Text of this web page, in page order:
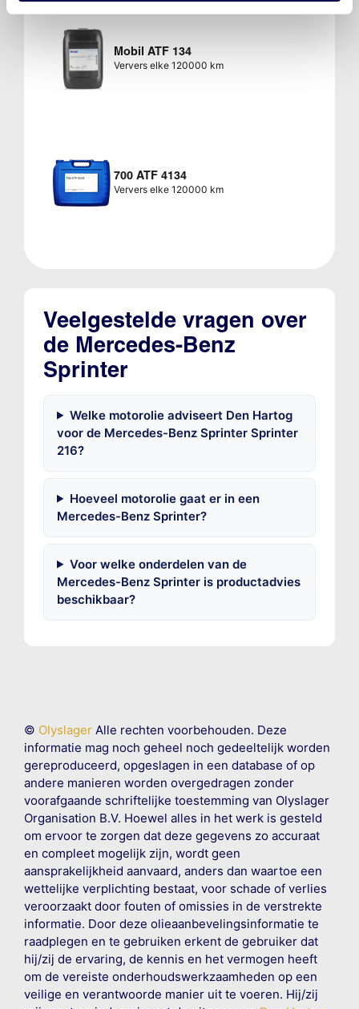
Mobil ATF 134
Ververs elke 120000 km
700 ATF 4134
Ververs elke 120000 km
Veelgestelde vragen over
de Mercedes-Benz
Sprinter
Welke motorolie adviseert Den Hartog
voor de Mercedes-Benz Sprinter Sprinter
216?
Hoeveel motorolie gaat er in een
Mercedes-Benz Sprinter?
Voor welke onderdelen van de
Mercedes-Benz Sprinter is productadvies
beschikbaar?
© OlyslagerAlle rechten voorbehouden. Deze
informatie mag noch geheel noch gedeeltelijk worden
gereproduceerd, opgeslagen in een database of op
andere manieren worden overgedragen zonder
voorafgaande schriftelijke toestemming van Olyslager
Organisation B.V. Hoewel alles in het werk is gesteld
om ervoor te zorgen dat deze gegevens zo accuraat
en compleet mogelijk zijn, wordt geen
aansprakelijkheid aanvaard, anders dan waartoe een
wettelijke verplichting bestaat, voor schade of verlies
veroorzaakt door fouten of omissies in de verstrekte
informatie. Door deze olieaanbevelingsinformatie te
raadplegen en te gebruiken erkent de gebruiker dat
hij/zij de ervaring, de kennis en het vermogen heeft
om de vereiste onderhoudswerkzaamheden op een
veilige en verantwoorde manier uit te voeren. Hij/zij